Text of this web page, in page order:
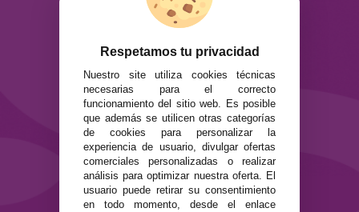
Info
Envíos y devoluciones
Formas de pago
Preguntas Frecuentes
Contacto
SEGURIDAD Y PRIVACIDAD
Términos y condiciones de uso
Política de privacidad
Política de cookies
Respetamos tu privacidad
Nuestro site utiliza cookies técnicas
necesarias para el correcto
funcionamiento del sitio web. Es posible
que además se utilicen otras categorías
de cookies para personalizar la
experiencia de usuario, divulgar ofertas
comerciales personalizadas o realizar
análisis para optimizar nuestra oferta. El
usuario puede retirar su consentimiento
en todo momento, desde el enlace